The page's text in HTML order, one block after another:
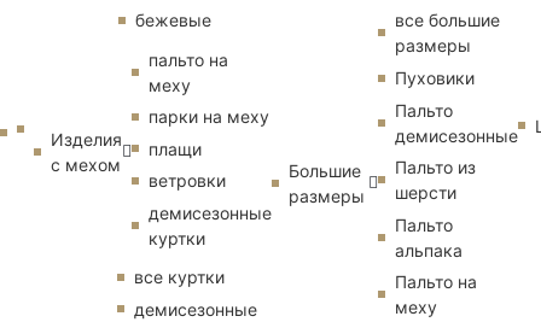
бежевые
Изделия
с мехом
пальто на
меху
парки на меху
плащи
ветровки
демисезонные
куртки
все куртки
демисезонные
Большие
размеры
все большие
размеры
Пуховики
Пальто
демисезонные
Пальто из
шерсти
Пальто
альпака
Пальто на
меху